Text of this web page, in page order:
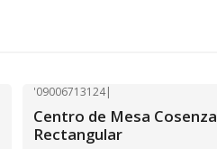
'09006713124|
Centro de Mesa Cosenza
Rectangular